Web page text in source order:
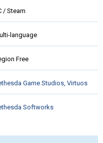
/ Steam
language
Free
Game Studios, Virtuos
Softworks